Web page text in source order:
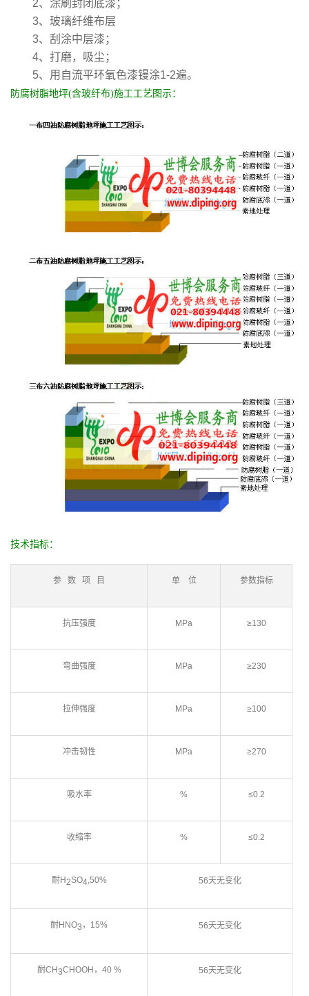
2、涂刷封闭底漆；
3、玻璃纤维布层
3、刮涂中层漆；
4、打磨，吸尘；
5、用自流平环氧色漆镘涂1-2遍。
防腐树脂地坪(含玻纤布)施工工艺图示：
技术指标：
参 数 项 目 单 位 参数指标
抗压强度 MPa ≥130
弯曲强度 MPa ≥230
拉伸强度 MPa ≥100
冲击韧性 MPa ≥270
吸水率 % ≤0.2
收缩率 % ≤0.2
耐H2SO4,50% 56天无变化
耐HNO3 ，15% 56天无变化
耐CH3CHOOH，40 % 56天无变化